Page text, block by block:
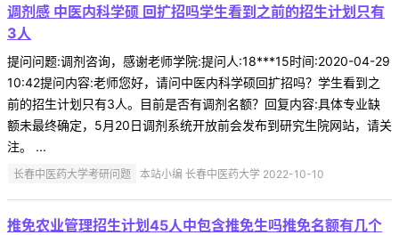
调剂感 中医内科学硕 回扩招吗学生看到之前的招生计划只有
3人
提问问题:调剂咨询，感谢老师学院:提问人:18***15时间:2020-04-29
10:42提问内容:老师您好，请问中医内科学硕回扩招吗？学生看到之
前的招生计划只有3人。目前是否有调剂名额？回复内容:具体专业缺
额未最终确定，5月20日调剂系统开放前会发布到研究生院网站，请关
注。 ...
长春中医药大学考研问题 本站小编 长春中医药大学 2022-10-10
推免农业管理招生计划45人中包含推免生吗推免名额有几个